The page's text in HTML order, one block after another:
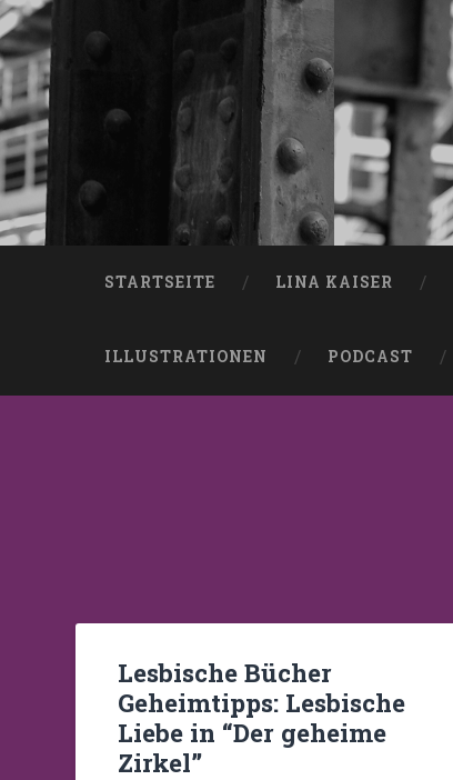
STARTSEITE LINA KAISER
ILLUSTRATIONEN PODCAST
Lesbische Bücher
Geheimtipps: Lesbische
Liebe in “Der geheime
Zirkel”